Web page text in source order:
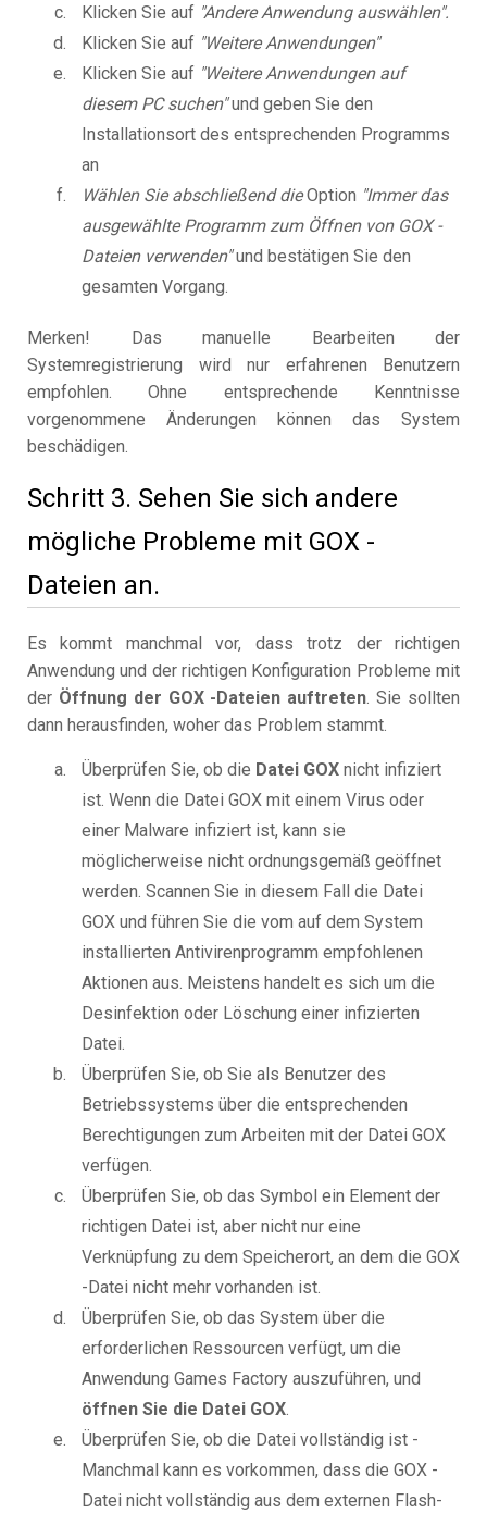
Klicken Sie auf "Andere Anwendung auswählen".
Klicken Sie auf "Weitere Anwendungen"
Klicken Sie auf "Weitere Anwendungen auf
diesem PC suchen"und geben Sie den
Installationsort des entsprechenden Programms
an
Wählen Sie abschließend dieOption "Immer das
ausgewählte Programm zum Öffnen von GOX -
Dateien verwenden"und bestätigen Sie den
gesamten Vorgang.
Merken! Das manuelle Bearbeiten der
Systemregistrierung wird nur erfahrenen Benutzern
empfohlen. Ohne entsprechende Kenntnisse
vorgenommene Änderungen können das System
beschädigen.
Schritt 3. Sehen Sie sich andere
mögliche Probleme mit GOX -
Dateien an.
Es kommt manchmal vor, dass trotz der richtigen
Anwendung und der richtigen Konfiguration Probleme mit
der Öffnung der GOX -Dateien auftreten. Sie sollten
dann herausfinden, woher das Problem stammt.
Überprüfen Sie, ob die Datei GOX nicht infiziert
ist. Wenn die Datei GOX mit einem Virus oder
einer Malware infiziert ist, kann sie
möglicherweise nicht ordnungsgemäß geöffnet
werden. Scannen Sie in diesem Fall die Datei
GOX und führen Sie die vom auf dem System
installierten Antivirenprogramm empfohlenen
Aktionen aus. Meistens handelt es sich um die
Desinfektion oder Löschung einer infizierten
Datei.
Überprüfen Sie, ob Sie als Benutzer des
Betriebssystems über die entsprechenden
Berechtigungen zum Arbeiten mit der Datei GOX
verfügen.
Überprüfen Sie, ob das Symbol ein Element der
richtigen Datei ist, aber nicht nur eine
Verknüpfung zu dem Speicherort, an dem die GOX
-Datei nicht mehr vorhanden ist.
Überprüfen Sie, ob das System über die
erforderlichen Ressourcen verfügt, um die
Anwendung Games Factory auszuführen, und
öffnen Sie die Datei GOX.
Überprüfen Sie, ob die Datei vollständig ist -
Manchmal kann es vorkommen, dass die GOX -
Datei nicht vollständig aus dem externen Flash-